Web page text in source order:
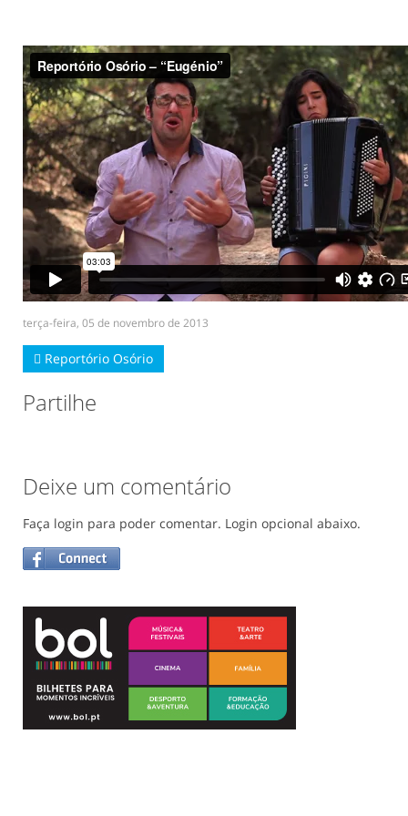
terça-feira, 05 de novembro de 2013
Reportório Osório
Partilhe
Deixe um comentário
Faça login para poder comentar. Login opcional abaixo.